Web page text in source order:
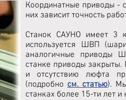
Координатные приводы -
них зависит точность
Станок САУНО имеет 3
используется ШВП
аналогичные приводы
станке приводы
и отсутствию люфта
(подробносм. статью).
станках более 15-ти лет